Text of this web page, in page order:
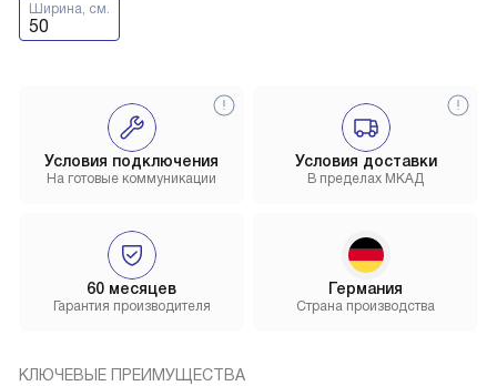
Ширина, см.
50
Условия доставки
В пределах МКАД
60 месяцев
Гарантия производителя
Условия подключения
На готовые коммуникации
Германия
Страна производства
КЛЮЧЕВЫЕ ПРЕИМУЩЕСТВА